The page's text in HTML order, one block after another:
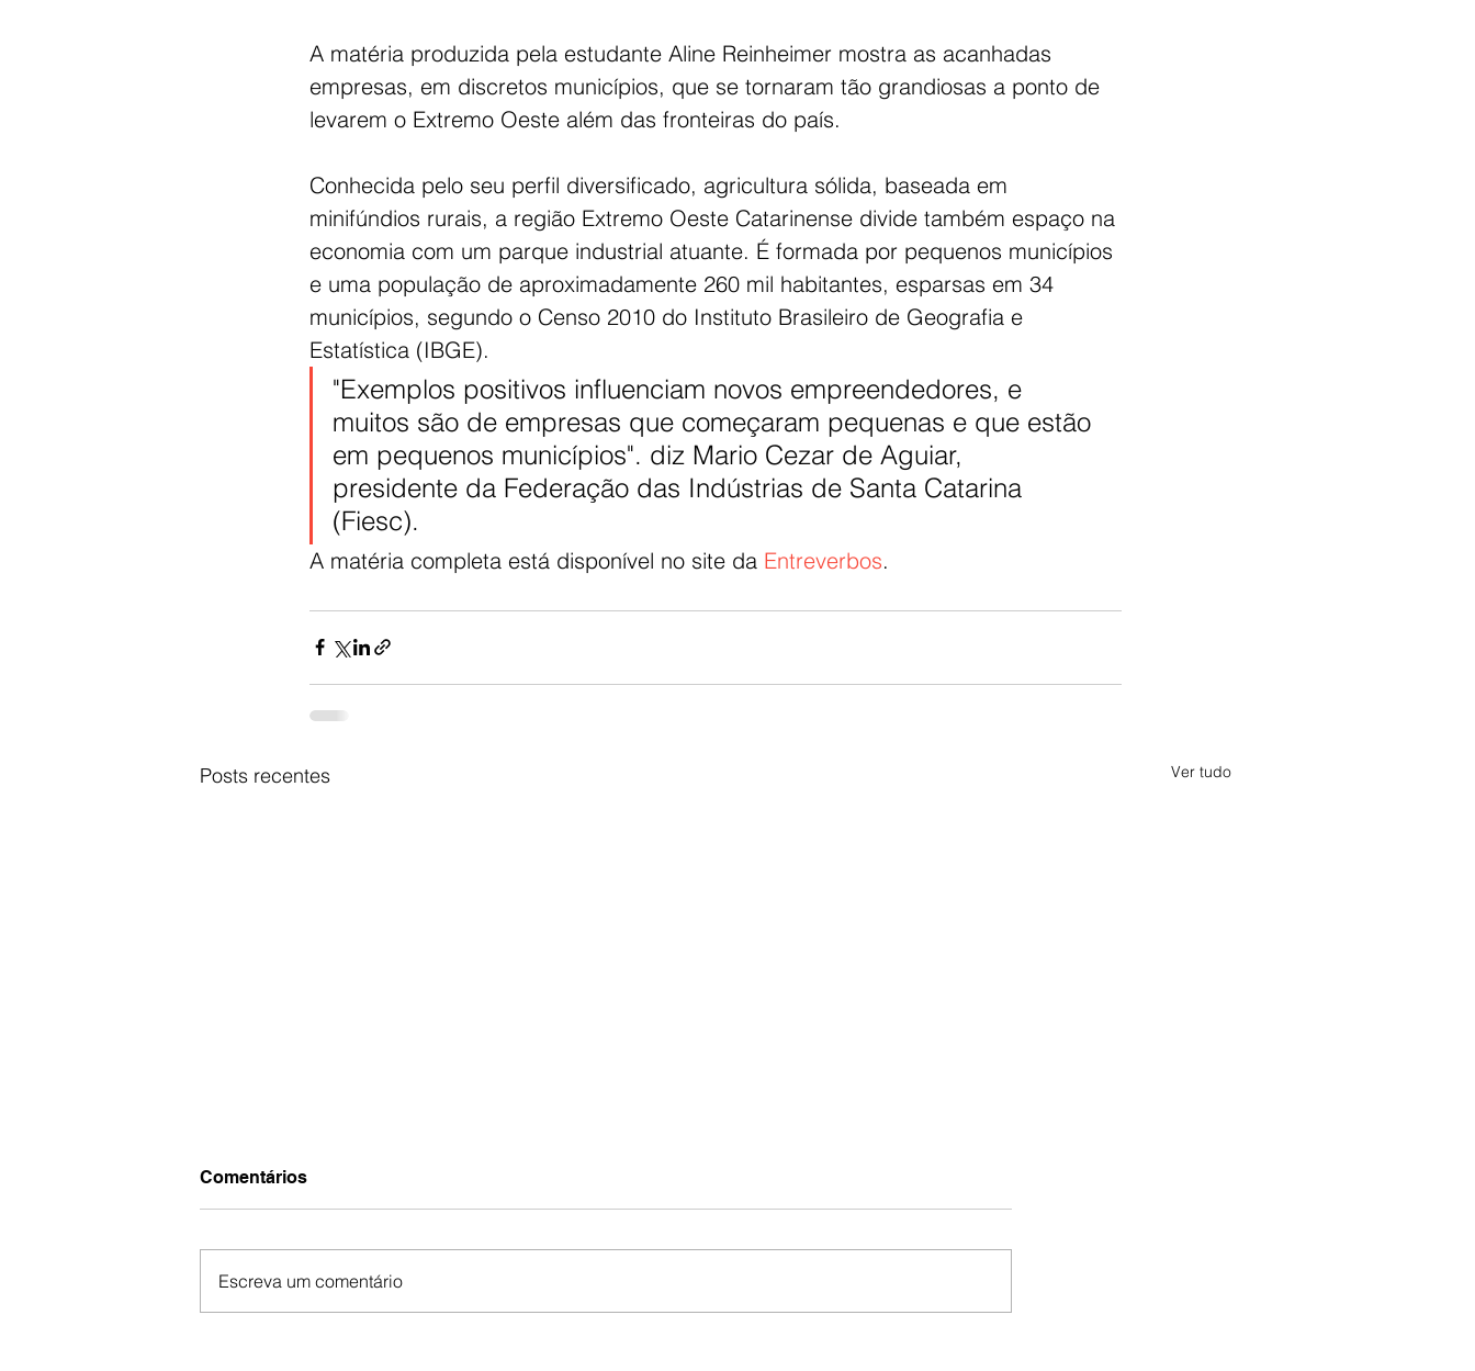
A matéria produzida pela estudante Aline Reinheimer mostra as acanhadas
empresas, em discretos municípios, que se tornaram tão grandiosas a ponto de
levarem o Extremo Oeste além das fronteiras do país.
Conhecida pelo seu perfil diversificado, agricultura sólida, baseada em
minifúndios rurais, a região Extremo Oeste Catarinense divide também espaço na
economia com um parque industrial atuante. É formada por pequenos municípios
e uma população de aproximadamente 260 mil habitantes, esparsas em 34
municípios, segundo o Censo 2010 do Instituto Brasileiro de Geografia e
Estatística (IBGE).
"Exemplos positivos influenciam novos empreendedores, e
muitos são de empresas que começaram pequenas e que estão
em pequenos municípios". diz Mario Cezar de Aguiar,
presidente da Federação das Indústrias de Santa Catarina
(Fiesc).
A matéria completa está disponível no site da Entreverbos.
Posts recentes Ver tudo
Comentários
Escreva um comentário